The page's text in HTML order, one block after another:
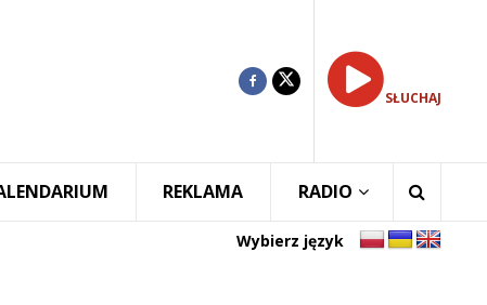
SŁUCHAJ
REKLAMA RADIO
Wybierz język